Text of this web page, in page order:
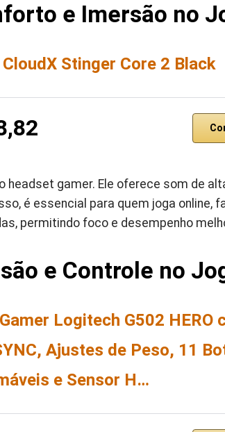
e Imersão no
Stinger Core 2 Black
headset gamer. Ele oferece som de
é essencial para quem joga online,
permitindo foco e desempenho
e Controle no
Logitech G502 HERO
Ajustes de Peso, 11
e Sensor H…